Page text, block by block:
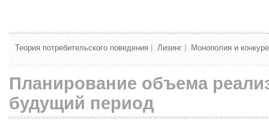
Теория потребительского поведения Лизинг Монополия и
Планирование объема
будущий период